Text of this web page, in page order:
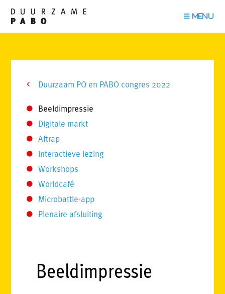
Duurzaam PO en PABO congres 2022
Beeldimpressie
Digitale markt
Aftrap
Interactieve lezing
Workshops
Worldcafé
Microbattle-app
Plenaire afsluiting
Beeldimpressie